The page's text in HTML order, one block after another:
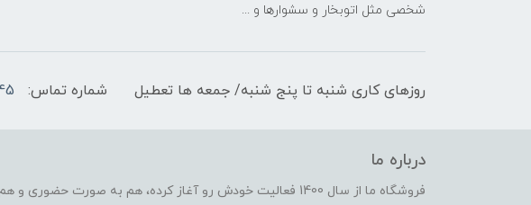
شخصی مثل اتوبخار و سشوارها و ...
روزهای کاری شنبه تا پنج شنبه/ جمعه ها تعطیل شماره تماس:
درباره ما
فروشگاه ما از سال 1400 فعالیت خودش رو آغاز کرده، هم به صورت